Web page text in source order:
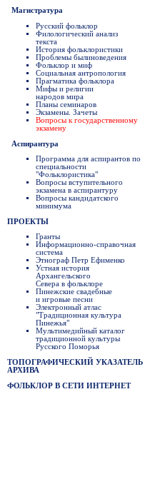
Магистратура
Русский фольклор
Филологический анализ
текста
История фольклористики
Проблемы былиноведения
Фольклор и миф
Социальная антропология
Прагматика фольклора
Мифы и религии
народов мира
Планы семинаров
Экзамены. Зачеты
Вопросы к государственному
экзамену
Аспирантура
Программа для аспирантов по
специальности
"Фольклористика"
Вопросы вступительного
экзамена в аспирантуру
Вопросы кандидатского
минимума
ПРОЕКТЫ
Гранты
Информационно-справочная
система
Этнограф Петр Ефименко
Устная история
Архангельского
Севера в фольклоре
Пинежские свадебные
и игровые песни
Электронный атлас
"Традиционная культура
Пинежья"
Мультимедийный каталог
традиционной культуры
Русского Поморья
ТОПОГРАФИЧЕСКИЙ УКАЗАТЕЛЬ
АРХИВА
ФОЛЬКЛОР В СЕТИ ИНТЕРНЕТ